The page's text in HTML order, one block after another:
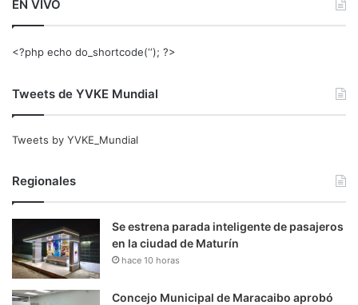
EN VIVO
<?php echo do_shortcode(‘‘); ?>
Tweets de YVKE Mundial
Tweets by YVKE_Mundial
Regionales
Se estrena parada inteligente de pasajeros
en la ciudad de Maturín
hace 10 horas
Concejo Municipal de Maracaibo aprobó